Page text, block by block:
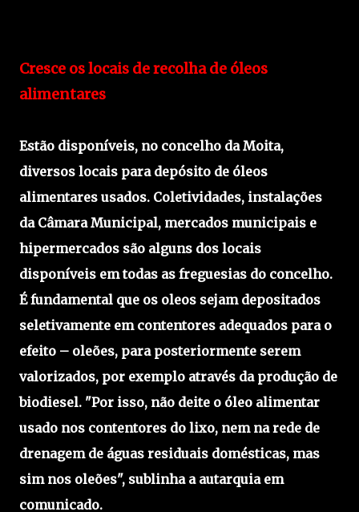
Cresce os locais de recolha de óleos
alimentares
Estão disponíveis, no concelho da Moita,
diversos locais para depósito de óleos
alimentares usados. Coletividades, instalações
da Câmara Municipal, mercados municipais e
hipermercados são alguns dos locais
disponíveis em todas as freguesias do concelho.
É fundamental que os oleos sejam depositados
seletivamente em contentores adequados para o
efeito – oleões, para posteriormente serem
valorizados, por exemplo através da produção de
biodiesel. "Por isso, não deite o óleo alimentar
usado nos contentores do lixo, nem na rede de
drenagem de águas residuais domésticas, mas
sim nos oleões", sublinha a autarquia em
comunicado.